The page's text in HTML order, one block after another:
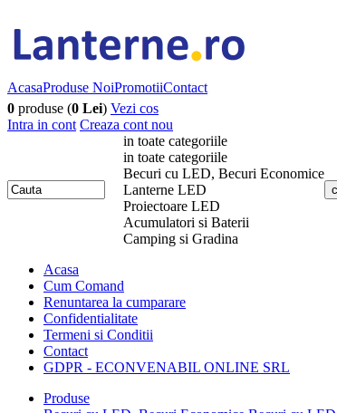
AcasaProduse NoiPromotiiContact
0 produse (0 Lei) Vezi cos
Intra in cont Creaza cont nou
in toate categoriile
in toate categoriile
Becuri cu LED, Becuri Economice
Lanterne LED
Proiectoare LED
Acumulatori si Baterii
Camping si Gradina
Acasa
Cum Comand
Renuntarea la cumparare
Confidentialitate
Termeni si Conditii
Contact
GDPR - ECONVENABIL ONLINE SRL
Produse